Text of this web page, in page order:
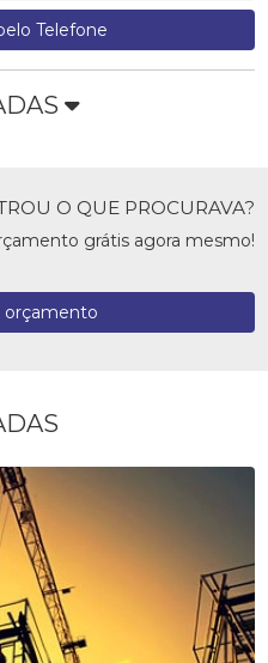
Telefone
O QUE PROCURAVA?
grátis agora mesmo!
orçamento